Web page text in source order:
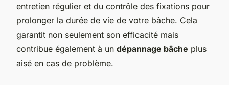
entretien régulier et du contrôle des fixations pour
prolonger la durée de vie de votre bâche. Cela
garantit non seulement son efficacité mais
contribue également à un dépannage bâche plus
aisé en cas de problème.